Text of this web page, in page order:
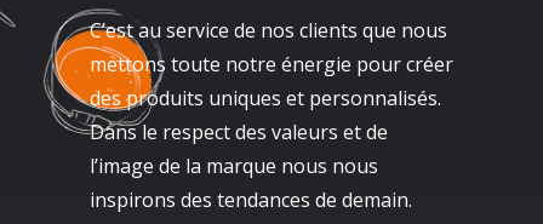
C’est au service de nos clients que nous
mettons toute notre énergie pour créer
des produits uniques et personnalisés.
Dans le respect des valeurs et de
l’image de la marque nous nous
inspirons des tendances de demain.